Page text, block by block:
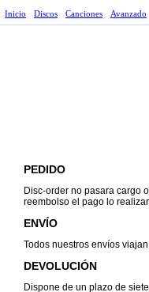
Inicio Discos Canciones Avanzado
PEDIDO
Disc-order no pasara cargo
reembolso el pago lo
ENVÍO
Todos nuestros envíos
DEVOLUCIÓN
Dispone de un plazo de